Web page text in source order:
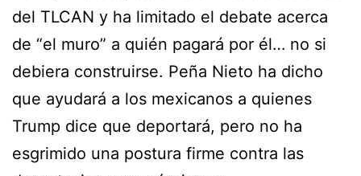
del TLCAN y ha limitado el debate acerca
de “el muro” a quién pagará por él… no si
debiera construirse. Peña Nieto ha dicho
que ayudará a los mexicanos a quienes
Trump dice que deportará, pero no ha
esgrimido una postura firme contra las